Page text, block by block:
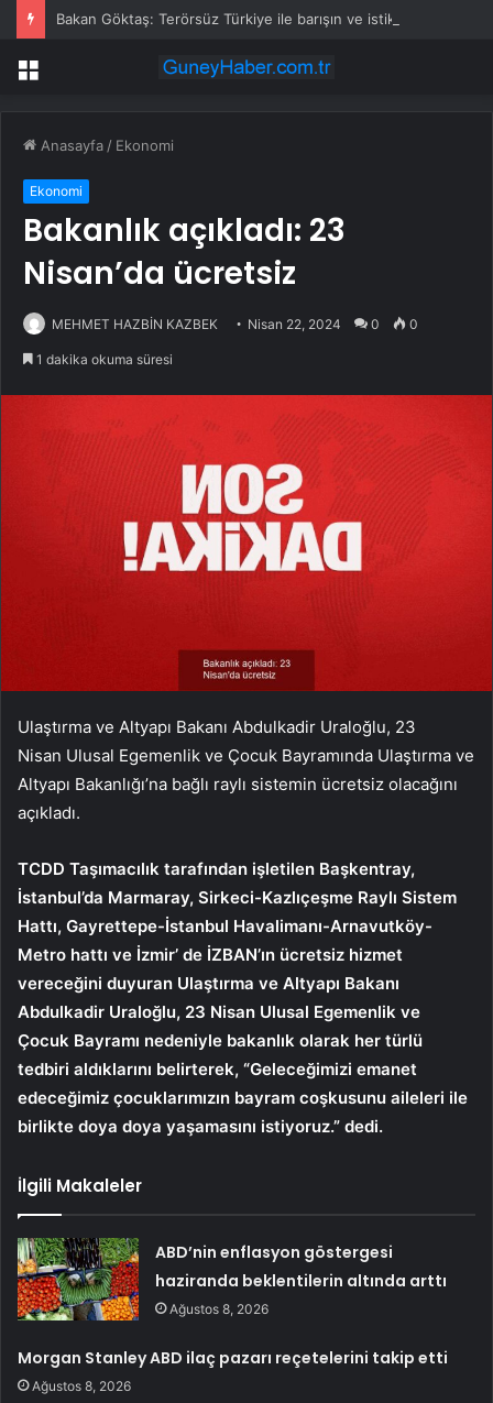
Menü
Anasayfa / Ekonomi
Ekonomi
Bakanlık açıkladı: 23
Nisan’da ücretsiz
MEHMET HAZBİN KAZBEK Nisan 22, 2024 0 0
1 dakika okuma süresi
Ulaştırma ve Altyapı Bakanı Abdulkadir Uraloğlu, 23
Nisan Ulusal Egemenlik ve Çocuk Bayramında Ulaştırma ve
Altyapı Bakanlığı’na bağlı raylı sistemin ücretsiz olacağını
açıkladı.
TCDD Taşımacılık tarafından işletilen Başkentray,
İstanbul’da Marmaray, Sirkeci-Kazlıçeşme Raylı Sistem
Hattı, Gayrettepe-İstanbul Havalimanı-Arnavutköy-
Metro hattı ve İzmir’ de İZBAN’ın ücretsiz hizmet
vereceğini duyuran Ulaştırma ve Altyapı Bakanı
Abdulkadir Uraloğlu, 23 Nisan Ulusal Egemenlik ve
Çocuk Bayramı nedeniyle bakanlık olarak her türlü
tedbiri aldıklarını belirterek, “Geleceğimizi emanet
edeceğimiz çocuklarımızın bayram coşkusunu aileleri ile
birlikte doya doya yaşamasını istiyoruz.” dedi.
İlgili Makaleler
ABD’nin enflasyon göstergesi
haziranda beklentilerin altında arttı
Ağustos 8, 2026
Morgan Stanley ABD ilaç pazarı reçetelerini takip etti
Ağustos 8, 2026